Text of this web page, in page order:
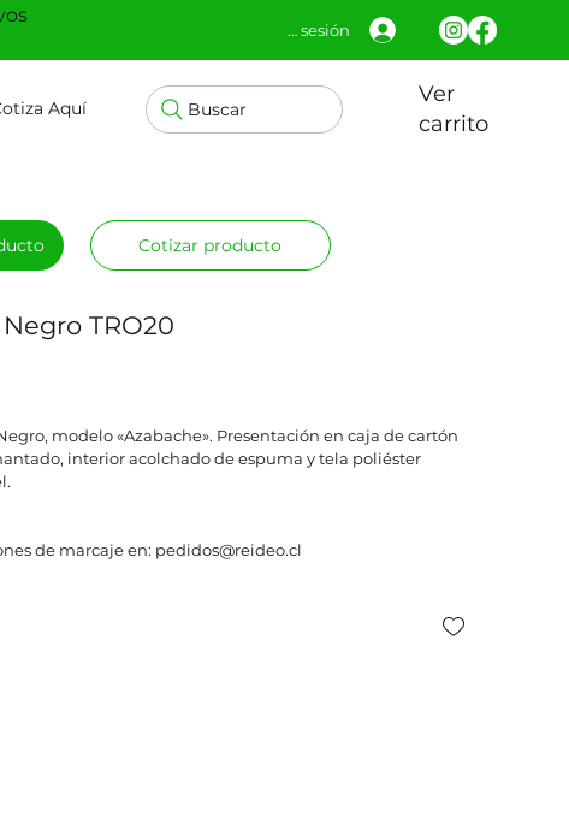
Aquí Buscar
Ver
carrito
Iniciar sesión
TRO20
modelo «Azabache». Presentación en caja de cartón
interior acolchado de espuma y tela poliéster
de marcaje en: pedidos@reideo.cl
Cotizar producto